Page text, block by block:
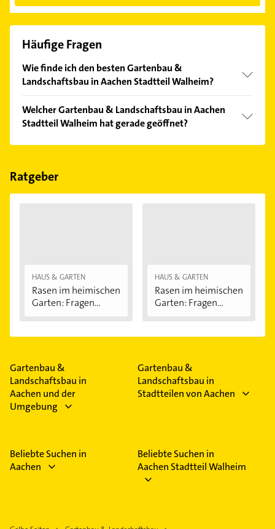
Häufige Fragen
Wie finde ich den besten Gartenbau &
Landschaftsbau in Aachen Stadtteil Walheim?
Kundenmeinungen und profitieren Sie von den
Empfehlungen. Die Suchergebnisse können Sie sich
einfach nachBewertungensortiert anzeigen lassen.
Welcher Gartenbau & Landschaftsbau in Aachen
Stadtteil Walheim hat gerade geöffnet?
Im Anbieter-Bereich finden Sie alleÖffnungszeiten.
Feiertagen abweichen können.
Ratgeber
HAUS & GARTEN
Rasen im heimischen
Garten: Fragen...
HAUS & GARTEN
Rasen im heimischen
Garten: Fragen...
Gartenbau &
Landschaftsbau in
Aachen und der
Umgebung
Gartenbau &
Landschaftsbau in
Stadtteilen von Aachen
Beliebte Suchen in
Aachen
Beliebte Suchen in
Aachen Stadtteil Walheim